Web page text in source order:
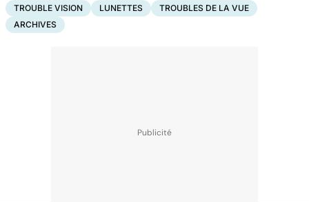
TROUBLE VISION LUNETTES
TROUBLES DE LA VUE
ARCHIVES